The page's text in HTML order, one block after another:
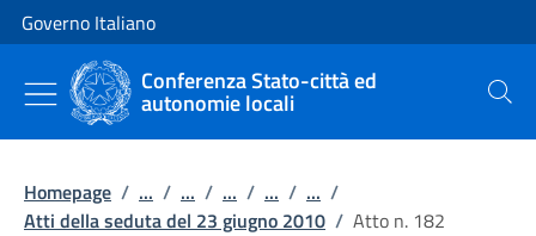
Vai al contenuto
Vai alla navigazione del sito
Governo Italiano
Conferenza Stato-città ed
autonomie locali Cerca
Homepage / ... / ... / ... / ... / ... /
Atti della seduta del 23 giugno 2010 / Atto n. 182